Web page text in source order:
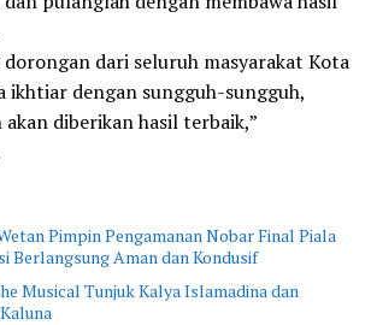
dorongan dari seluruh masyarakat Kota
ikhtiar dengan sungguh-sungguh,
diberikan hasil terbaik,”
Pimpin Pengamanan Nobar Final Piala
Berlangsung Aman dan Kondusif
Musical Tunjuk Kalya Islamadina dan